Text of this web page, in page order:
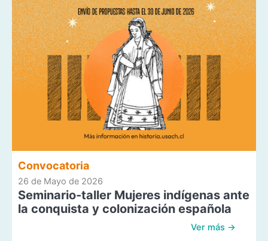
Convocatoria
26 de Mayo de 2026
Seminario-taller Mujeres indígenas ante
la conquista y colonización española
Ver más →